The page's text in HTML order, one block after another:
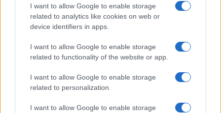
I want to allow Google to enable storage
related to analytics like cookies on web or
device identifiers in apps.
I want to allow Google to enable storage
related to functionality of the website or app.
I want to allow Google to enable storage
related to personalization.
I want to allow Google to enable storage
E-mail cím
Feliratkozom a hírlevélre és elfogadom az
adatvédelmi
szabályzatot!
FELIRATKOZÁS